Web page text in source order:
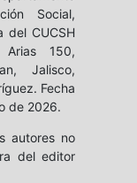
Social,
del CUCSH
Arias 150,
Jalisco,
Fecha
de 2026.
autores no
del editor